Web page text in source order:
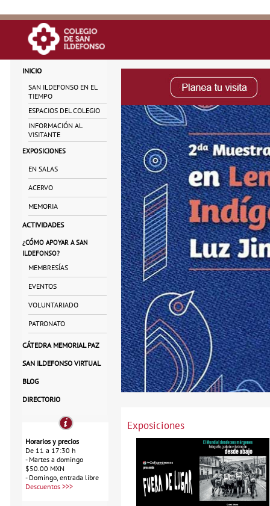
INICIO
SAN ILDEFONSO EN EL
TIEMPO
ESPACIOS DEL COLEGIO
INFORMACIÓN AL
VISITANTE
EXPOSICIONES
EN SALAS
ACERVO
MEMORIA
ACTIVIDADES
¿CÓMO APOYAR A SAN
ILDEFONSO?
MEMBRESÍAS
EVENTOS
VOLUNTARIADO
PATRONATO
CÁTEDRA MEMORIAL PAZ
SAN ILDEFONSO VIRTUAL
BLOG
DIRECTORIO
Horarios y precios
De 11 a 17:30 h
- Martes a domingo
$50.00 MXN
- Domingo, entrada libre
Descuentos >>>
Exposiciones